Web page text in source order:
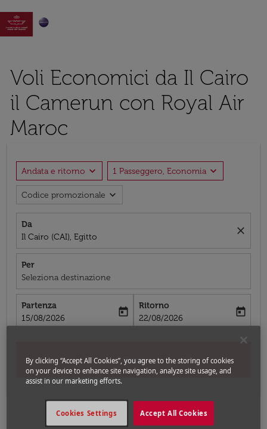

Voli Economici da Il Cairo
il Camerun con Royal Air
Maroc
Andata e ritorno expand_more 1 Passeggero, Economia expand_more
Codice promozionale expand_more
Da
Il Cairo (CAI), Egitto
close
Per
Seleziona destinazione
Partenza
fc-booking-departure-date-aria-label
15/08/2026
today
Ritorno
fc-booking-return-date-aria-label
22/08/2026
today
Cerca
By clicking “Accept All Cookies”, you agree to the storing of cookies
on your device to enhance site navigation, analyze site usage, and
assist in our marketing efforts.
Accept All Cookies
Cookies Settings